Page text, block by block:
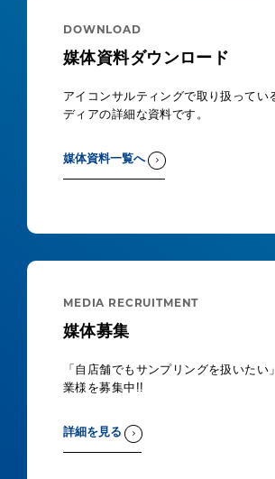
DOWNLOAD
媒体資料ダウンロード
アイコンサルティングで取り扱ってい
ディアの詳細な資料です。
媒体資料一覧へ
MEDIA RECRUITMENT
媒体募集
「自店舗でもサンプリングを扱いたい
業様を募集中!!
詳細を見る